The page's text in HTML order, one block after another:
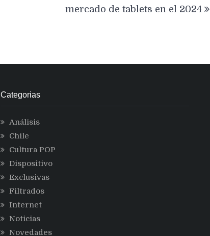
mercado de tablets en el 2024
Categorias
Análisis
Chile
Cultura POP
Dispositivo
Exclusivas
Filtrados
Internet
Noticias
Novedades